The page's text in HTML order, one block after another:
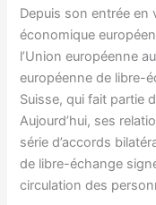
Depuis son entrée en
économique
l’Union européenne
européenne de libre-
Suisse, qui fait partie
Aujourd’hui, ses
série d’accords
de libre-échange
circulation des